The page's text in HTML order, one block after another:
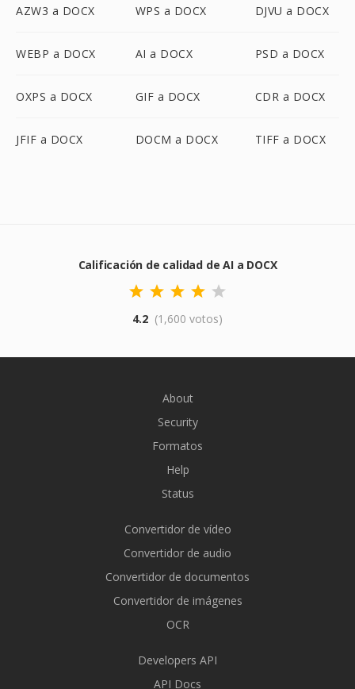
AZW3 a DOCX WPS a DOCX DJVU a DOCX
WEBP a DOCX AI a DOCX PSD a DOCX
OXPS a DOCX GIF a DOCX CDR a DOCX
JFIF a DOCX DOCM a DOCX TIFF a DOCX
Calificación de calidad de AI a DOCX
4.2 (1,600 votos)
About
Security
Formatos
Help
Status
Convertidor de vídeo
Convertidor de audio
Convertidor de documentos
Convertidor de imágenes
OCR
Developers API
API Docs